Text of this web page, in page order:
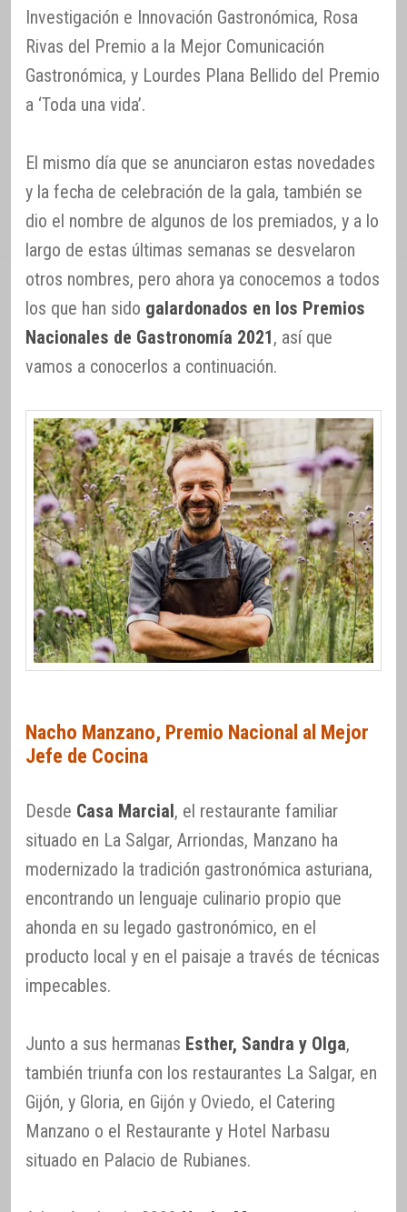
Investigación e Innovación Gastronómica, Rosa
Rivas del Premio a la Mejor Comunicación
Gastronómica, y Lourdes Plana Bellido del Premio
a ‘Toda una vida’.
El mismo día que se anunciaron estas novedades
y la fecha de celebración de la gala, también se
dio el nombre de algunos de los premiados, y a lo
largo de estas últimas semanas se desvelaron
otros nombres, pero ahora ya conocemos a todos
los que han sido galardonados en los Premios
Nacionales de Gastronomía 2021, así que
vamos a conocerlos a continuación.
Nacho Manzano, Premio Nacional al Mejor
Jefe de Cocina
Desde Casa Marcial, el restaurante familiar
situado en La Salgar, Arriondas, Manzano ha
modernizado la tradición gastronómica asturiana,
encontrando un lenguaje culinario propio que
ahonda en su legado gastronómico, en el
producto local y en el paisaje a través de técnicas
impecables.
Junto a sus hermanas Esther, Sandra y Olga,
también triunfa con los restaurantes La Salgar, en
Gijón, y Gloria, en Gijón y Oviedo, el Catering
Manzano o el Restaurante y Hotel Narbasu
situado en Palacio de Rubianes.